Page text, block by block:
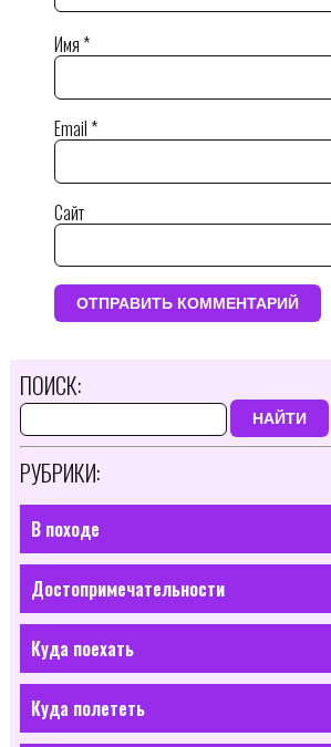
Имя*
Email*
Сайт
ПОИСК:
НАЙТИ
РУБРИКИ:
В походе
Достопримечательности
Куда поехать
Куда полететь